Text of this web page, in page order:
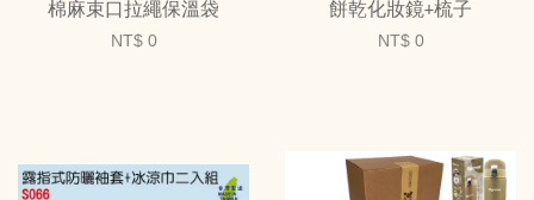
棉麻束口拉繩保溫袋
NT$ 0
餅乾化妝鏡+梳子
NT$ 0